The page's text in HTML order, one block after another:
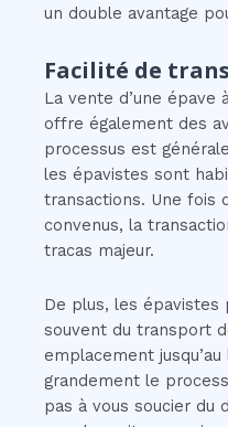
un double avantage
Facilité de
La vente d’une épave
offre également des
processus est
les épavistes sont
transactions. Une fois
convenus, la
tracas majeur.
De plus, les épavistes
souvent du transport
emplacement
grandement le
pas à vous soucier du